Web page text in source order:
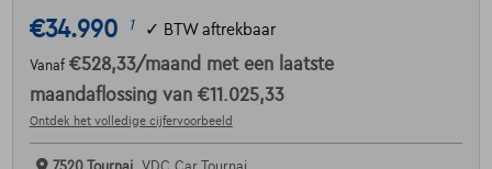
€34.990 1 ✓ BTW aftrekbaar
Vanaf €528,33/maand met een laatste
maandaflossing van €11.025,33
Ontdek het volledige cijfervoorbeeld